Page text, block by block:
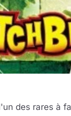
des rares à